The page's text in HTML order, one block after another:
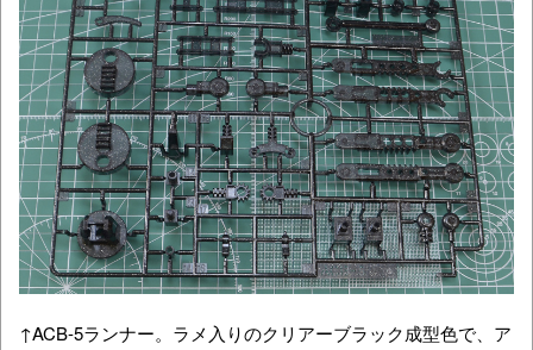
↑ACB-5ランナー。ラメ入りのクリアーブラック成型色で、ア